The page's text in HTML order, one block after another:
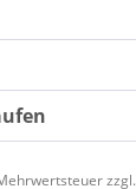
zzgl.